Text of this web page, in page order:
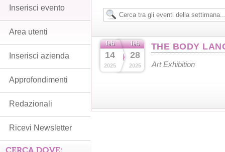
feb
14
2025
feb
28
2025
THE BODY
Art Exhibition
Inserisci evento
Area utenti
Inserisci azienda
Approfondimenti
Redazionali
Ricevi Newsletter
CERCA DOVE: